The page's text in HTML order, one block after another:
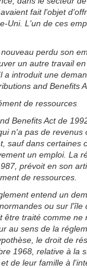
fait l'objet
Uni. L'un de ces
perdu son
un autre travail
a introduit une
and Benefits
de ressources
Benefits Act de
n'a pas de
sauf dans certaines
un emploi. La
prévoit en son
de ressources.
entend un
ou sur
traité comme
au sens de la
le droit de
1968, relative à la
de leur famille à